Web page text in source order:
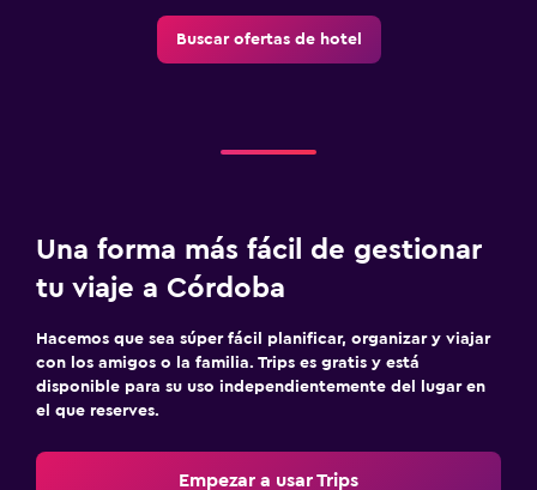
Cuna/cama nido disponiblesBuscar ofertas de hotel
Una forma más fácil de gestionar
tu viaje a Córdoba
Hacemos que sea súper fácil planificar, organizar y viajar
con los amigos o la familia. Trips es gratis y está
disponible para su uso independientemente del lugar en
el que reserves.
Empezar a usar Trips